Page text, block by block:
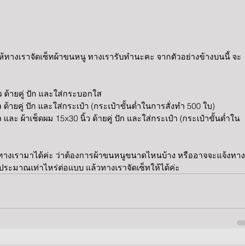
างเราจัดเซ็ทผ้าขนหนู ทางเรารับทำนะคะ จากตัวอย่างข้างบนนี้ จะ
ด้ายคู่ ปัก และใส่กระบอกใส
ด้ายคู่ ปัก และใส่กระเป๋า (กระเป๋าขั้นต่ำในการสั่งทำ 500 ใบ)
และ ผ้าเช็ดผม 15x30 นิ้ว ด้ายคู่ ปัก และใส่กระเป๋า (กระเป๋าขั้นต่ำใน
งเรามาได้ค่ะ ว่าต้องการผ้าขนหนูขนาดไหนบ้าง หรืออาจจะแจ้งทาง
ระมาณเท่าไหร่ต่อแบบ แล้วทางเราจัดเซ็ทให้ได้ค่ะ